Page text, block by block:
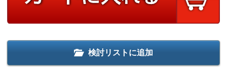
検討リストに追加